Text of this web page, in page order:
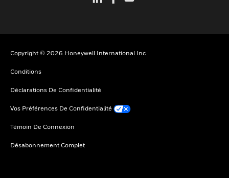
Copyright © 2026 Honeywell International Inc
Conditions
Déclarations De Confidentialité
Vos Préférences De Confidentialité
Témoin De Connexion
Désabonnement Complet